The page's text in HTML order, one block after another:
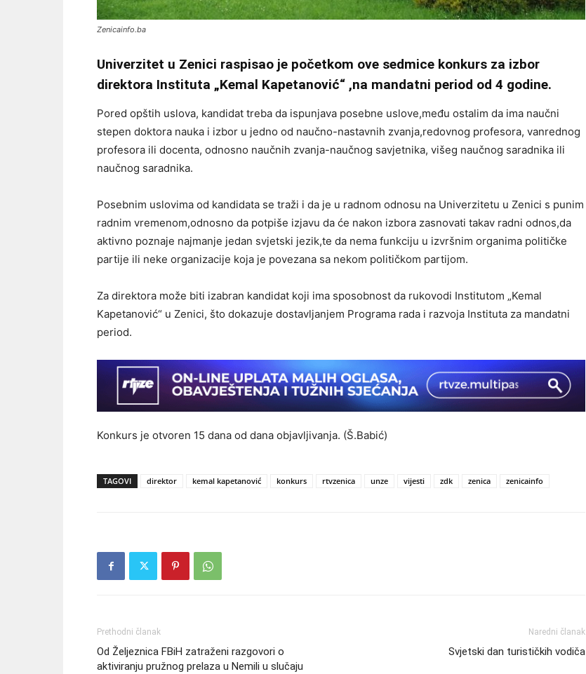
Zenicainfo.ba
Univerzitet u Zenici raspisao je početkom ove sedmice konkurs za izbor
direktora Instituta „Kemal Kapetanović“ ,na mandatni period od 4 godine.
Pored opštih uslova, kandidat treba da ispunjava posebne uslove,među ostalim da ima naučni
stepen doktora nauka i izbor u jedno od naučno-nastavnih zvanja,redovnog profesora, vanrednog
profesora ili docenta, odnosno naučnih zvanja-naučnog savjetnika, višeg naučnog saradnika ili
naučnog saradnika.
Posebnim uslovima od kandidata se traži i da je u radnom odnosu na Univerzitetu u Zenici s punim
radnim vremenom,odnosno da potpiše izjavu da će nakon izbora zasnovati takav radni odnos,da
aktivno poznaje najmanje jedan svjetski jezik,te da nema funkciju u izvršnim organima političke
partije ili neke organizacije koja je povezana sa nekom političkom partijom.
Za direktora može biti izabran kandidat koji ima sposobnost da rukovodi Institutom „Kemal
Kapetanović“ u Zenici, što dokazuje dostavljanjem Programa rada i razvoja Instituta za mandatni
period.
Konkurs je otvoren 15 dana od dana objavljivanja. (Š.Babić)
TAGOVI direktor kemal kapetanović konkurs rtvzenica unze vijesti zdk zenica zenicainfo
Prethodni članak
Od Željeznica FBiH zatraženi razgovori o
aktiviranju pružnog prelaza u Nemili u slučaju
Naredni članak
Svjetski dan turističkih vodiča